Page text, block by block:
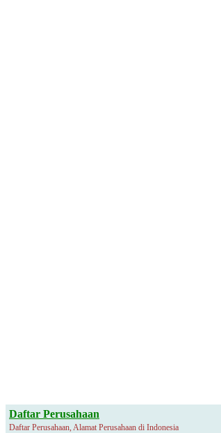
Daftar Perusahaan
Daftar Perusahaan, Alamat Perusahaan di Indonesia